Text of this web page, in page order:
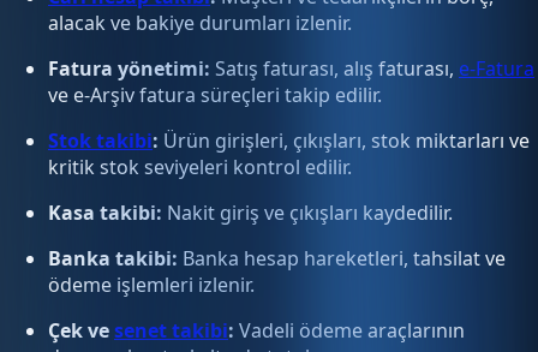
alacak ve bakiye durumları izlenir.
Fatura yönetimi: Satış faturası, alış faturası, e-Fatura
ve e-Arşiv fatura süreçleri takip edilir.
Stok takibi: Ürün girişleri, çıkışları, stok miktarları ve
kritik stok seviyeleri kontrol edilir.
Kasa takibi: Nakit giriş ve çıkışları kaydedilir.
Banka takibi: Banka hesap hareketleri, tahsilat ve
ödeme işlemleri izlenir.
Çek vesenet takibi: Vadeli ödeme araçlarının